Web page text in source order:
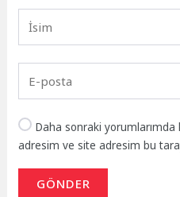
Daha sonraki yorumlarımda
adresim ve site adresim bu
GÖNDER